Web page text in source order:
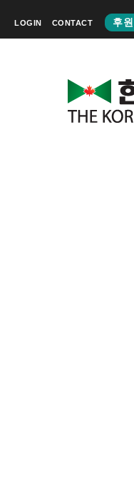
LOGIN CONTACT 후원